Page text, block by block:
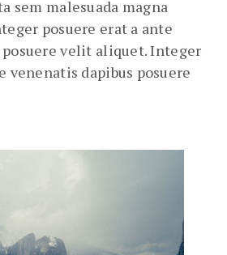
sem malesuada magna
posuere erat a ante
velit aliquet. Integer
venenatis dapibus posuere